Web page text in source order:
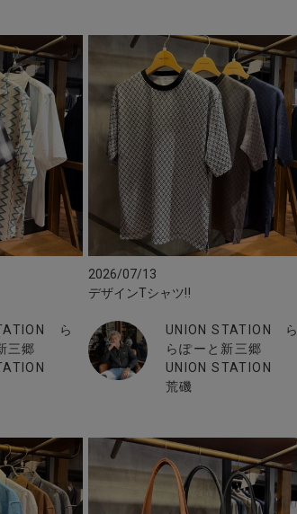
ら
三郷
2026/07/13
デザインTシャツ‼︎
UNION STATION ら
らぽーと新三郷
UNION STATION
荒磯